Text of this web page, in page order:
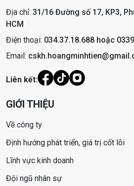
Địa chỉ: 31/16 Đường số 17, KP3,
HCM
Điện thoại: 034.37.18.688 hoặc
Email:
Liên kết:
GIỚI THIỆU
Về công ty
Định hướng phát triển, giá trị cốt lõi
Lĩnh vực kinh doanh
Đội ngũ nhân sự